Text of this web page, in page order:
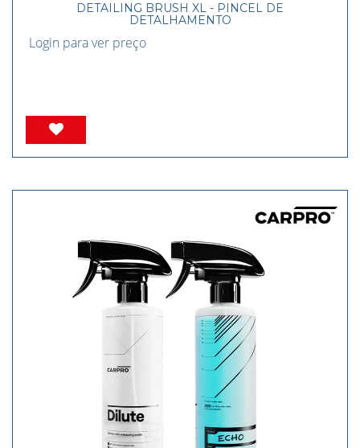
DETAILING BRUSH XL - PINCEL DE
DETALHAMENTO
Login para ver preço